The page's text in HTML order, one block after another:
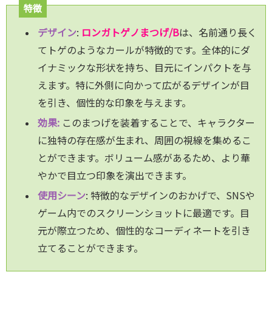
特徴
デザイン: ロンガトゲノまつげ/Bは、名前通り長く
てトゲのようなカールが特徴的です。全体的にダ
イナミックな形状を持ち、目元にインパクトを与
えます。特に外側に向かって広がるデザインが目
を引き、個性的な印象を与えます。
効果: このまつげを装着することで、キャラクター
に独特の存在感が生まれ、周囲の視線を集めるこ
とができます。ボリューム感があるため、より華
やかで目立つ印象を演出できます。
使用シーン: 特徴的なデザインのおかげで、SNSや
ゲーム内でのスクリーンショットに最適です。目
元が際立つため、個性的なコーディネートを引き
立てることができます。